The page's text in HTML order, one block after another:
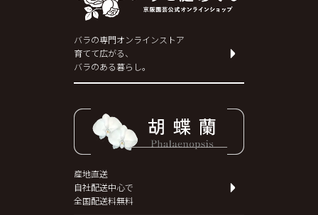
バラの専門オンラインストア
育てて広がる、
バラのある暮らし。
産地直送
自社配送中心で
全国配送料無料